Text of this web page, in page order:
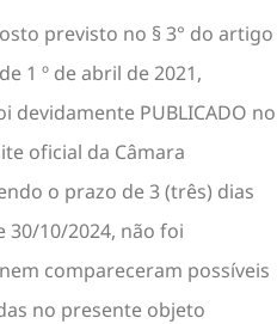
previsto no § 3° do artigo
1 º de abril de 2021,
devidamente PUBLICADO no
oficial da Câmara
o prazo de 3 (três) dias
30/10/2024, não foi
compareceram possíveis
no presente objeto